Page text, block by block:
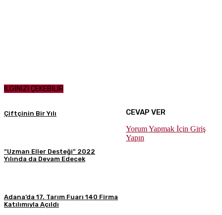
İLGİNİZİ ÇEKEBİLİR
Çiftçinin Bir Yılı
“Uzman Eller Desteği” 2022
Yılında da Devam Edecek
Adana’da 17. Tarım Fuarı 140 Firma
Katılımıyla Açıldı
CEVAP VER
Yorum Yapmak İçin Giriş
Yapın